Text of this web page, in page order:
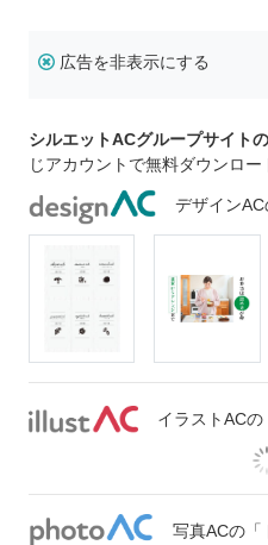
広告を非表示にする
シルエットACグループサイト
じアカウントで無料ダウンロー
デザイン
イラストAC
写真ACの「